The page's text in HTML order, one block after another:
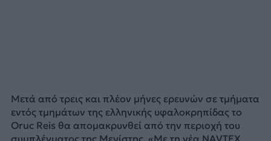
Μετά από τρεις και πλέον μήνες ερευνών σε τμήματα
εντός τμημάτων της ελληνικής υφαλοκρηπίδας το
Oruc Reis θα απομακρυνθεί από την περιοχή του